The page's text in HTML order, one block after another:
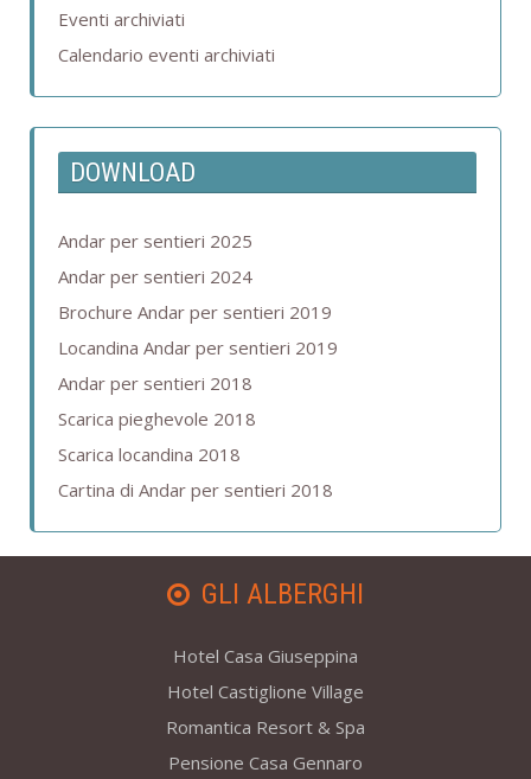
Eventi archiviati
Calendario eventi archiviati
DOWNLOAD
Andar per sentieri 2025
Andar per sentieri 2024
Brochure Andar per sentieri 2019
Locandina Andar per sentieri 2019
Andar per sentieri 2018
Scarica pieghevole 2018
Scarica locandina 2018
Cartina di Andar per sentieri 2018
GLI ALBERGHI
Hotel Casa Giuseppina
Hotel Castiglione Village
Romantica Resort & Spa
Pensione Casa Gennaro